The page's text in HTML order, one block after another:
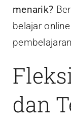
menarik?
belajar
dan